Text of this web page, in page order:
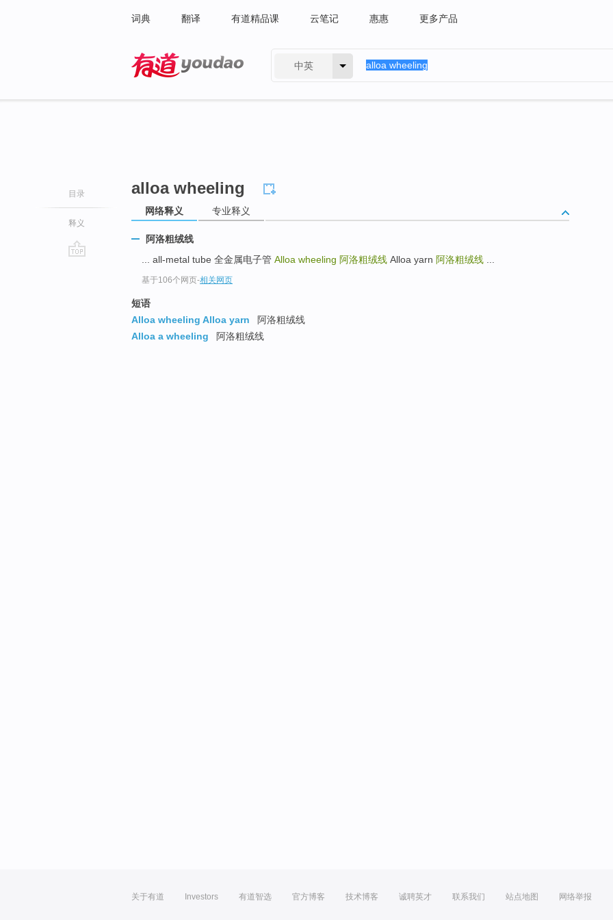
词典 翻译 有道精品课 云笔记 惠惠 更多产品
中英
目录
释义
alloa wheeling
网络释义 专业释义
阿洛粗绒线
... all-metal tube 全金属电子管 Alloa wheeling 阿洛粗绒线 Alloa yarn 阿洛粗绒线
基于106个网页-相关网页
短语
Alloa wheeling Alloa yarn
阿洛粗绒线
Alloa a wheeling
阿洛粗绒线
关于有道 Investors 有道智选 官方博客 技术博客 诚聘英才 联系我们 站点地图 网络举报